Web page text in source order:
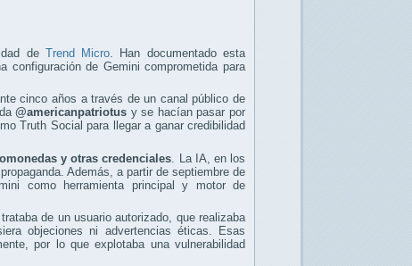
de Trend Micro . Han documentado esta
configuración de Gemini comprometida para
cinco años a través de un canal público de
@americanpatriotus y se hacían pasar por
Truth Social para llegar a ganar credibilidad
y otras credenciales . La IA, en los
Además, a partir de septiembre de
como herramienta principal y motor de
de un usuario autorizado, que realizaba
objeciones ni advertencias éticas. Esas
por lo que explotaba una vulnerabilidad